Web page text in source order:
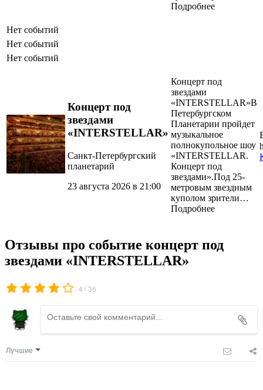
Подробнее
Нет событий
Нет событий
Нет событий
Концерт под
звездами
«INTERSTELLAR»
Санкт-Петербургский
планетарий
23 августа 2026 в 21:00
Концерт под
звездами
«INTERSTELLAR»В
Петербургском
Планетарии пройдет
музыкальное
полнокупольное шоу
«INTERSTELLAR.
Концерт под
звездами».Под 25-
метровым звездным
куполом зрители…
Подробнее
Отзывы про событие концерт под
звездами «INTERSTELLAR»
4 /36
Лучшие